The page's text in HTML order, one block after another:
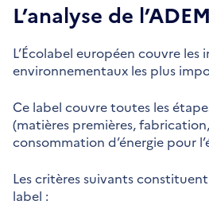
L’analyse de
L’Écolabel européen couvre les
environnementaux les plus
Ce label couvre toutes les
(matières premières,
consommation d’énergie pour
Les critères suivants
label :